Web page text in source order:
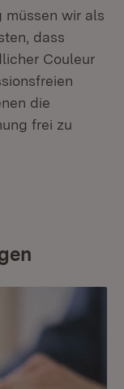
müssen wir als
dass
Couleur
die
frei zu